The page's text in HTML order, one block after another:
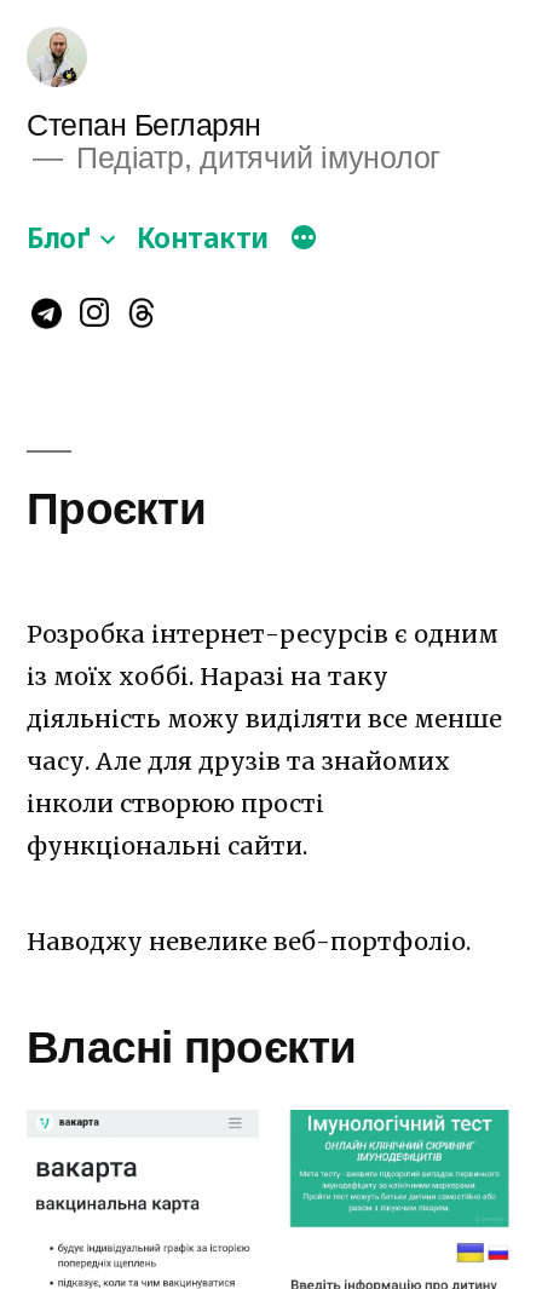
Перейти
до
вмісту
Степан Бегларян
Педіатр, дитячий імунолог
Блоґ Контакти
TelegramInstagram
Threads
Проєкти
Розробка інтернет-ресурсів є одним
із моїх хоббі. Наразі на таку
діяльність можу виділяти все менше
часу. Але для друзів та знайомих
інколи створюю прості
функціональні сайти.
Наводжу невелике веб-портфоліо.
Власні проєкти